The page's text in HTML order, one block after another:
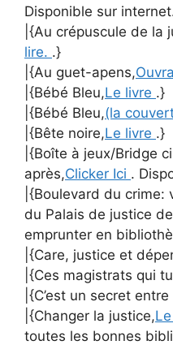
Disponible sur
|{Au crépuscule de la
lire. .}
|{Au guet-apens,
|{Bébé Bleu,Le livre .}
|{Bébé Bleu,(la
|{Bête noire,Le livre .}
|{Boîte à jeux/Bridge
après,Clicker Ici .
|{Boulevard du
du Palais de justice
emprunter en
|{Care, justice et
|{Ces magistrats qui
|{C’est un secret
|{Changer la justice,
toutes les bonnes